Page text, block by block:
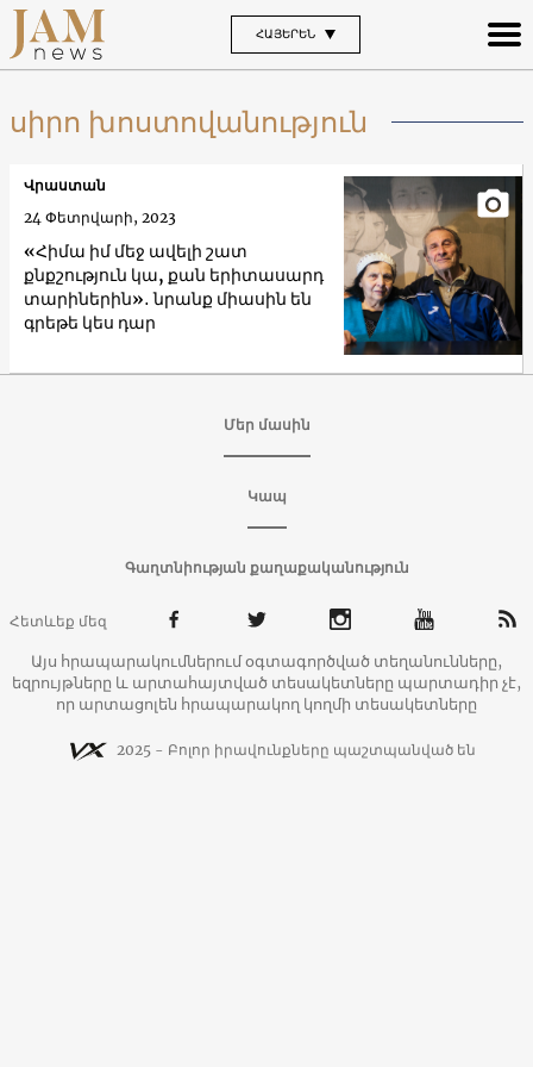
ՀԱՅԵՐԵՆ
սիրո խոստովանություն
«Հիմա իմ մեջ ավելի շատ
քնքշություն կա, քան երիտասարդ
տարիներին»․ նրանք միասին են
գրեթե կես դար
Վրաստան
24 Փետրվարի, 2023
Մեր մասին
Կապ
Գաղտնիության քաղաքականություն
Հետևեք մեզ
Այս հրապարակումներում օգտագործված տեղանունները,
եզրույթները և արտահայտված տեսակետները պարտադիր չէ,
որ արտացոլեն հրապարակող կողմի տեսակետները
2025 - Բոլոր իրավունքները պաշտպանված են